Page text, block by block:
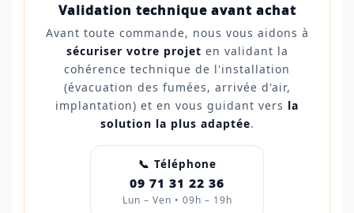
Validation technique avant achat
Avant toute commande, nous vous aidons à
sécuriser votre projet en validant la
cohérence technique de l'installation
(évacuation des fumées, arrivée d'air,
implantation) et en vous guidant vers la
solution la plus adaptée.
📞 Téléphone
09 71 31 22 36
Lun – Ven • 09h – 19h